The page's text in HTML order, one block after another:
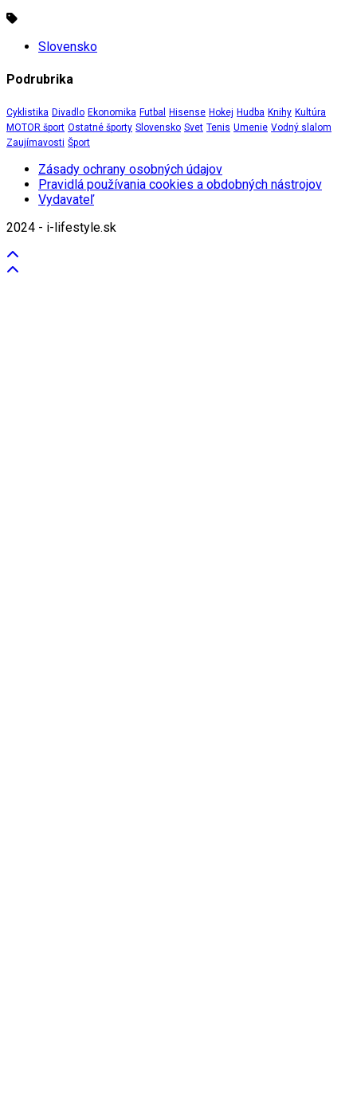
Slovensko
Podrubrika
Cyklistika Divadlo Ekonomika Futbal Hisense Hokej Hudba Knihy Kultúra
MOTOR šport Ostatné športy Slovensko Svet Tenis Umenie Vodný slalom
Zaujímavosti Šport
Zásady ochrany osobných údajov
Pravidlá používania cookies a obdobných nástrojov
Vydavateľ
2024 - i-lifestyle.sk